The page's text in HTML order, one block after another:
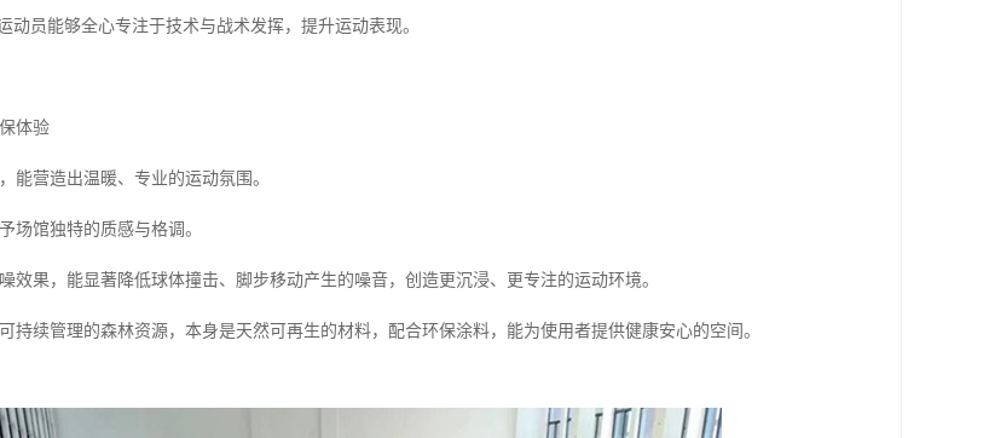
动员能够全心专注于技术与战术发挥，提升运动表现。
体验
能营造出温暖、专业的运动氛围。
场馆独特的质感与格调。
效果，能显著降低球体撞击、脚步移动产生的噪音，创造更沉浸、更专注的运动环境。
持续管理的森林资源，本身是天然可再生的材料，配合环保涂料，能为使用者提供健康安心的空间。